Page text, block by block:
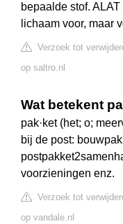
bepaalde stof.
lichaam voor, maar
Verzoek tot
op saltro.nl
Wat betekent
pak·ket (het; o;
bij de post:
voorzieningen enz.
Verzoek tot
op vandale.nl